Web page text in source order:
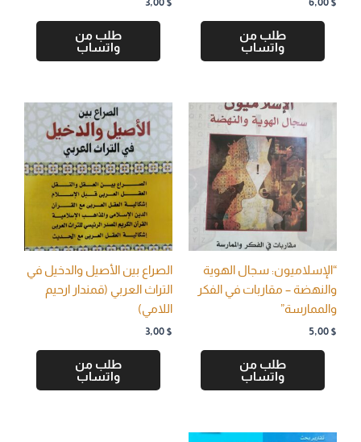
طلب من
واتساب
طلب من
واتساب
“الإسلاميون: سجال الهوية
والنهضة – مقاربات في الفكر
والممارسة”
5,00 $
طلب من
واتساب
الصراع بين الأصيل والدخيل في
التراث العربي (قمندار ارحيم
اللامي)
3,00 $
طلب من
واتساب